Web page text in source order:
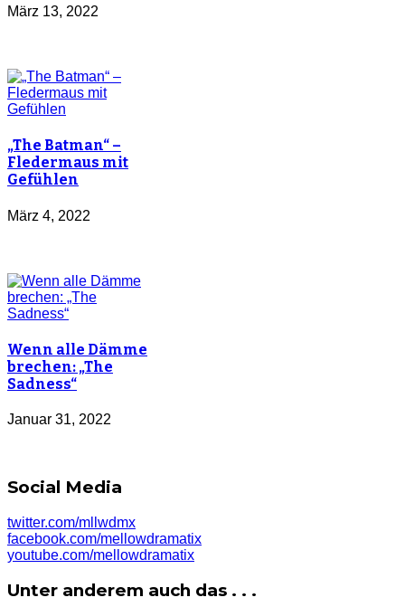
März 13, 2022
„The Batman“ –
Fledermaus mit
Gefühlen
März 4, 2022
Wenn alle Dämme
brechen: „The
Sadness“
Januar 31, 2022
Social Media
twitter.com/mllwdmx
facebook.com/mellowdramatix
youtube.com/mellowdramatix
Unter anderem auch das . . .